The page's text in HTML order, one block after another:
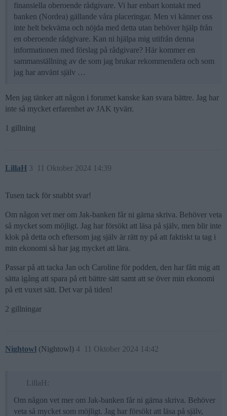
finansiella oberoende rådgivare. Vi har enbart kontakt med
banken (Nordea) gällande våra placeringar. Men vi känner oss
inte helt bekväma och nöjda med detta utan behöver hjälp från
en oberoende rådgivare. Kan ni hjälpa mig utifrån denna
informationen med förslag på rådgivare? Här kommer en
sammanställning av de som jag brukar rekommendera och som
jag har använt själv …
Men jag tänker att någon i forumet kanske kan svara bättre. Jag har
inte så mycket erfarenhet av JAK tyvärr.
1 gillning
LillaH 11 Oktober 2024 14:39
3
Tusen tack för snabbt svar!
Om någon vet mer om Jak-banken får ni gärna skriva. Behöver veta
så mycket som möjligt. Jag har försökt att läsa på själv, men blir inte
klok på detta och eftersom jag själv är rätt ny på att faktiskt ta tag i
min ekonomi så har jag mycket att lära.
Passar på att tacka Jan och Caroline för podden, den har fått mig att
sätta igång att spara på ett bättre sätt samt att se över min ekonomi
på ett vuxet sätt. Det var på tiden!
2 gillningar
Nightowl (Nightowl) 11 Oktober 2024 14:42
4
LillaH:
Om någon vet mer om Jak-banken får ni gärna skriva. Behöver
veta så mycket som möjligt. Jag har försökt att läsa på själv,